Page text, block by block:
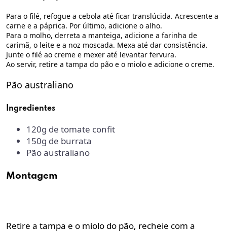
Para o filé, refogue a cebola até ficar translúcida. Acrescente a
carne e a páprica. Por último, adicione o alho.
Para o molho, derreta a manteiga, adicione a farinha de
carimã, o leite e a noz moscada. Mexa até dar consistência.
Junte o filé ao creme e mexer até levantar fervura.
Ao servir, retire a tampa do pão e o miolo e adicione o creme.
Pão australiano
Ingredientes
120g de tomate confit
150g de burrata
Pão australiano
Montagem
Retire a tampa e o miolo do pão, recheie com a